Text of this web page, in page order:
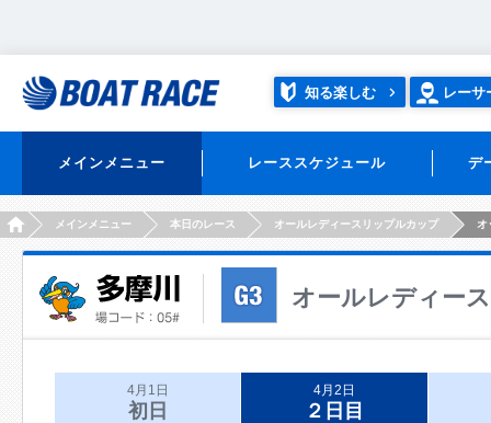
知る楽しむ レーサ
メインメニュー レーススケジュール デ
HOMEメインメニュー 本日のレース オールレディースリップルカップ オ
オールレディー
4月1日
初日
4月2日
２日目